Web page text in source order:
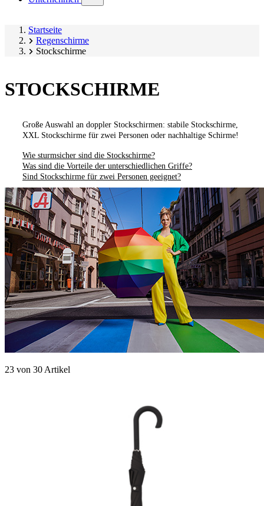
submenu)
Startseite
Regenschirme
Stockschirme
STOCKSCHIRME
Große Auswahl an doppler Stockschirmen: stabile Stockschirme,
XXL Stockschirme für zwei Personen oder nachhaltige Schirme!
Wie sturmsicher sind die Stockschirme?
Was sind die Vorteile der unterschiedlichen Griffe?
Sind Stockschirme für zwei Personen geeignet?
23 von 30 Artikel